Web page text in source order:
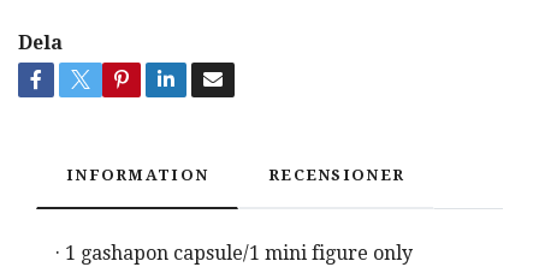
Dela
INFORMATION RECENSIONER
· 1 gashapon capsule/1 mini figure only